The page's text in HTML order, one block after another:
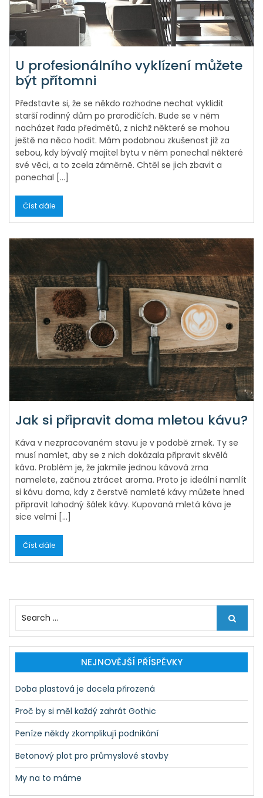
U profesionálního vyklízení můžete
být přítomni
Představte si, že se někdo rozhodne nechat vyklidit
starší rodinný dům po prarodičích. Bude se v něm
nacházet řada předmětů, z nichž některé se mohou
ještě na něco hodit. Mám podobnou zkušenost již za
sebou, kdy bývalý majitel bytu v něm ponechal některé
své věci, a to zcela záměrně. Chtěl se jich zbavit a
ponechal […]
Číst dále
Jak si připravit doma mletou kávu?
Káva v nezpracovaném stavu je v podobě zrnek. Ty se
musí namlet, aby se z nich dokázala připravit skvělá
káva. Problém je, že jakmile jednou kávová zrna
namelete, začnou ztrácet aroma. Proto je ideální namlít
si kávu doma, kdy z čerstvě namleté kávy můžete hned
připravit lahodný šálek kávy. Kupovaná mletá káva je
sice velmi […]
Číst dále
a
r
h
f
o
r
:
NEJNOVĚJŠÍ PŘÍSPĚVKY
Doba plastová je docela přirozená
Proč by si měl každý zahrát Gothic
Peníze někdy zkomplikují podnikání
Betonový plot pro průmyslové stavby
My na to máme